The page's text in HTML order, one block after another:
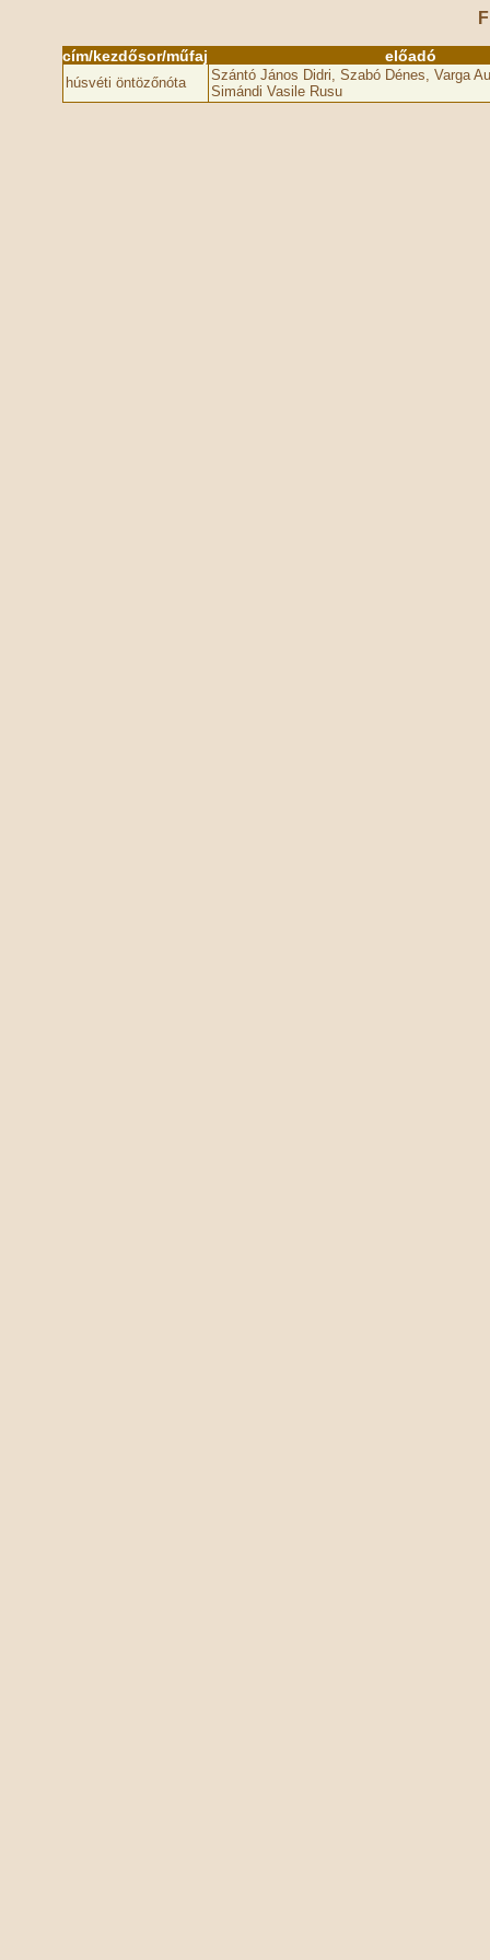
cím/kezdősor/műfaj előadó
húsvéti öntözőnóta
Szántó János Didri, Szabó Dénes, Varga
Simándi Vasile Rusu